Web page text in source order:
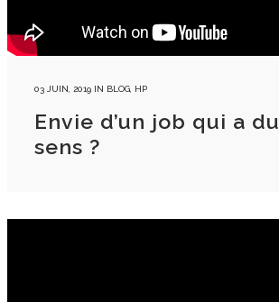
03 JUIN, 2019 IN BLOG HP
Envie d’un job qui a du
sens ?